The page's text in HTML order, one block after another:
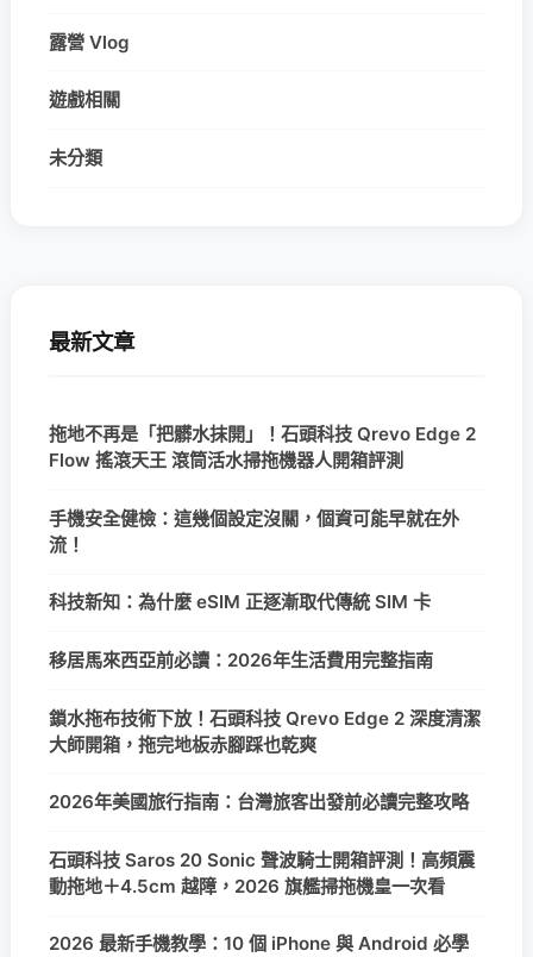
露營 Vlog
遊戲相關
未分類
最新文章
拖地不再是「把髒水抹開」！石頭科技 Qrevo Edge 2
Flow 搖滾天王 滾筒活水掃拖機器人開箱評測
手機安全健檢：這幾個設定沒關，個資可能早就在外
流！
科技新知：為什麼 eSIM 正逐漸取代傳統 SIM 卡
移居馬來西亞前必讀：2026年生活費用完整指南
鎖水拖布技術下放！石頭科技 Qrevo Edge 2 深度清潔
大師開箱，拖完地板赤腳踩也乾爽
2026年美國旅行指南：台灣旅客出發前必讀完整攻略
石頭科技 Saros 20 Sonic 聲波騎士開箱評測！高頻震
動拖地＋4.5cm 越障，2026 旗艦掃拖機皇一次看
2026 最新手機教學：10 個 iPhone 與 Android 必學